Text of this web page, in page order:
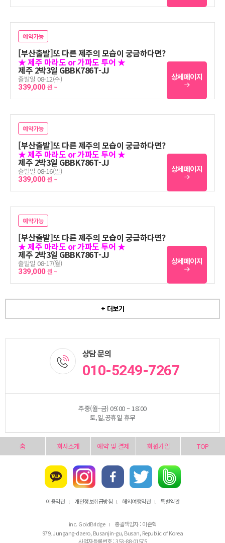
예약가능
[부산출발]또 다른 제주의 모습이 궁금하다면?
★ 제주 마라도 or 가파도 투어 ★
제주 2박3일 GBBK786T-JJ
출발일 08-12(수)
339,000원 ~
상세페이지
예약가능
[부산출발]또 다른 제주의 모습이 궁금하다면?
★ 제주 마라도 or 가파도 투어 ★
제주 2박3일 GBBK786T-JJ
출발일 08-16(일)
339,000원 ~
상세페이지
예약가능
[부산출발]또 다른 제주의 모습이 궁금하다면?
★ 제주 마라도 or 가파도 투어 ★
제주 2박3일 GBBK786T-JJ
출발일 08-17(월)
339,000원 ~
상세페이지
+ 더보기
상담 문의
010-5249-7267
주중(월~금) 09:00 ~ 18:00
토,일,공휴일 휴무
홈 회사소개 예약 및 결제 회원가입 TOP
이용약관 l 개인정보취급방침 l 해외여행약관 l 특별약관
inc. GoldBridge l
총괄책임자 : 이준혁
979, Jungang-daero, Busanjin-gu, Busan, Republic of Korea
사업자등록번호 : 353-88-01575